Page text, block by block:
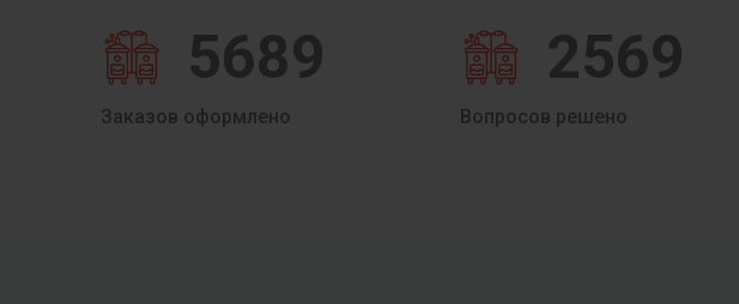
5689
Заказов оформлено
2569
Вопросов решено